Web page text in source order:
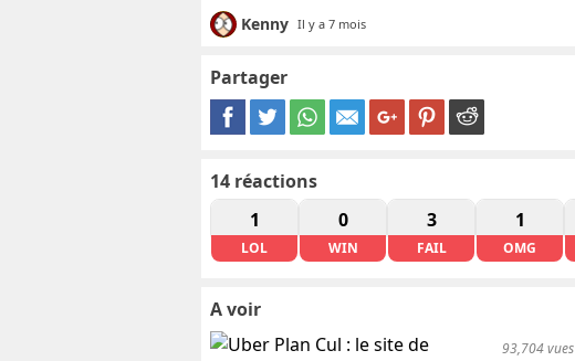
Kenny Il y a 7 mois
Partager
14 réactions
1
LOL
0
WIN
3
FAIL
1
OMG
A voir
93,704 vues